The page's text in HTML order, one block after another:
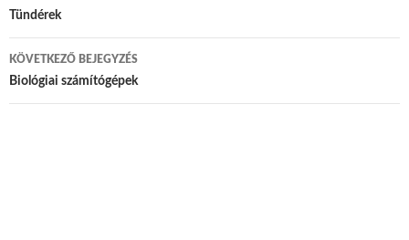
Bejegyzés navigáció
Tündérek
KÖVETKEZŐ BEJEGYZÉS
Biológiai számítógépek